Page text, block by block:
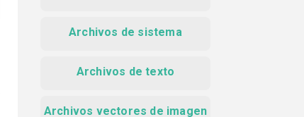
Archivos de sistema
Archivos de texto
Archivos vectores de imagen